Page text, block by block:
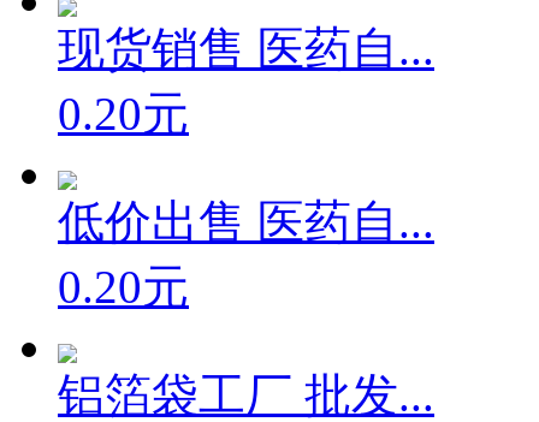
现货销售 医药自...
0.20元
低价出售 医药自...
0.20元
铝箔袋工厂 批发...